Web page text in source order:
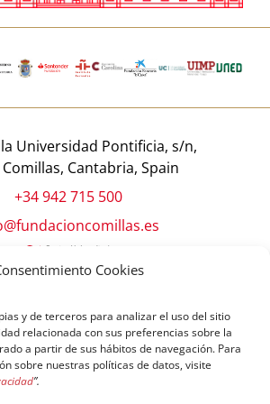
Cookies
y de terceros para analizar el uso del sitio
relacionada con sus preferencias sobre la
a partir de sus hábitos de navegación. Para
sobre nuestras políticas de datos, visite
”.
Universidad Pontificia, s/n,
Cantabria, Spain
+34 942 715 500